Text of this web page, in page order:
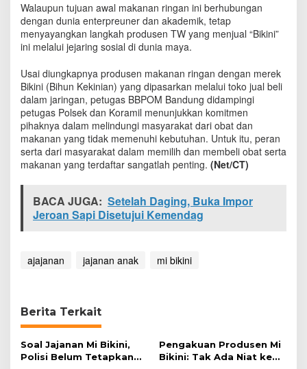
n
a
n
M
B
i
k
i
n
i
Walaupun tujuan awal makanan ringan ini berhubungan
dengan dunia enterpreuner dan akademik, tetap
menyayangkan langkah produsen TW yang menjual “Bikini”
ini melalui jejaring sosial di dunia maya.
Usai diungkapnya produsen makanan ringan dengan merek
Bikini (Bihun Kekinian) yang dipasarkan melalui toko jual beli
dalam jaringan, petugas BBPOM Bandung didampingi
petugas Polsek dan Koramil menunjukkan komitmen
pihaknya dalam melindungi masyarakat dari obat dan
makanan yang tidak memenuhi kebutuhan. Untuk itu, peran
serta dari masyarakat dalam memilih dan membeli obat serta
makanan yang terdaftar sangatlah penting. (Net/CT)
BACA JUGA: Setelah Daging, Buka Impor
Jeroan Sapi Disetujui Kemendag
ajajanan jajanan anak mi bikini
Berita Terkait
Soal Jajanan Mi Bikini,
Polisi Belum Tetapkan
Pengakuan Produsen Mi
Bikini: Tak Ada Niat ke